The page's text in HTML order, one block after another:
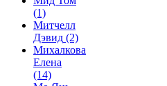
(1)
Митчелл
Дэвид (2)
Михалкова
Елена
(14)